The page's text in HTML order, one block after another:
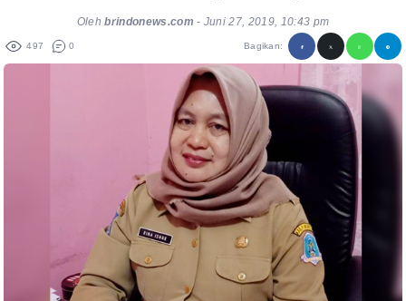
Olehbrindonews.com - Juni 27, 2019, 10:43 pm
497 0 Bagikan: